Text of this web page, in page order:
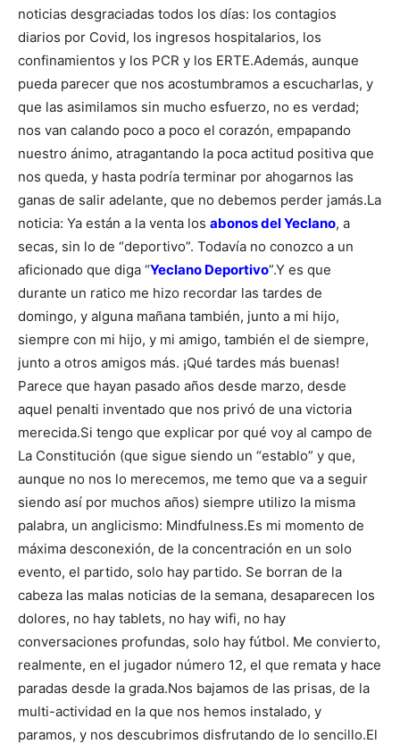
noticias desgraciadas todos los días: los contagios
diarios por Covid, los ingresos hospitalarios, los
confinamientos y los PCR y los ERTE.Además, aunque
pueda parecer que nos acostumbramos a escucharlas, y
que las asimilamos sin mucho esfuerzo, no es verdad;
nos van calando poco a poco el corazón, empapando
nuestro ánimo, atragantando la poca actitud positiva que
nos queda, y hasta podría terminar por ahogarnos las
ganas de salir adelante, que no debemos perder jamás.La
noticia: Ya están a la venta los abonos del Yeclano, a
secas, sin lo de “deportivo”. Todavía no conozco a un
aficionado que diga “Yeclano Deportivo”.Y es que
durante un ratico me hizo recordar las tardes de
domingo, y alguna mañana también, junto a mi hijo,
siempre con mi hijo, y mi amigo, también el de siempre,
junto a otros amigos más. ¡Qué tardes más buenas!
Parece que hayan pasado años desde marzo, desde
aquel penalti inventado que nos privó de una victoria
merecida.Si tengo que explicar por qué voy al campo de
La Constitución (que sigue siendo un “establo” y que,
aunque no nos lo merecemos, me temo que va a seguir
siendo así por muchos años) siempre utilizo la misma
palabra, un anglicismo: Mindfulness.Es mi momento de
máxima desconexión, de la concentración en un solo
evento, el partido, solo hay partido. Se borran de la
cabeza las malas noticias de la semana, desaparecen los
dolores, no hay tablets, no hay wifi, no hay
conversaciones profundas, solo hay fútbol. Me convierto,
realmente, en el jugador número 12, el que remata y hace
paradas desde la grada.Nos bajamos de las prisas, de la
multi-actividad en la que nos hemos instalado, y
paramos, y nos descubrimos disfrutando de lo sencillo.El